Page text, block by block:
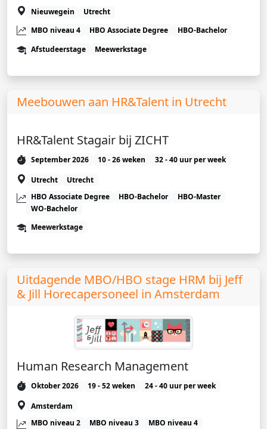
Nieuwegein
Utrecht
MBO niveau 4
HBO Associate Degree
HBO-Bachelor
Afstudeerstage
Meewerkstage
Meebouwen aan HR&Talent in Utrecht
HR&Talent Stagair bij ZICHT
September 2026 10 - 26 weken
32 - 40 uur per week
Utrecht
Utrecht
HBO Associate Degree
HBO-Bachelor
HBO-Master
WO-Bachelor
Meewerkstage
Uitdagende MBO/HBO stage HRM bij Jeff
& Jill Horecapersoneel in Amsterdam
Human Research Management
Oktober 2026 19 - 52 weken
24 - 40 uur per week
Amsterdam
MBO niveau 2
MBO niveau 3
MBO niveau 4